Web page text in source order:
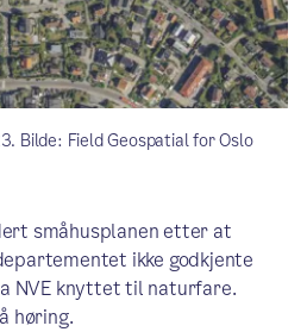
Bilde: Field Geospatial for Oslo
småhusplanen etter at
ikke godkjente
NVE knyttet til naturfare.
høring.